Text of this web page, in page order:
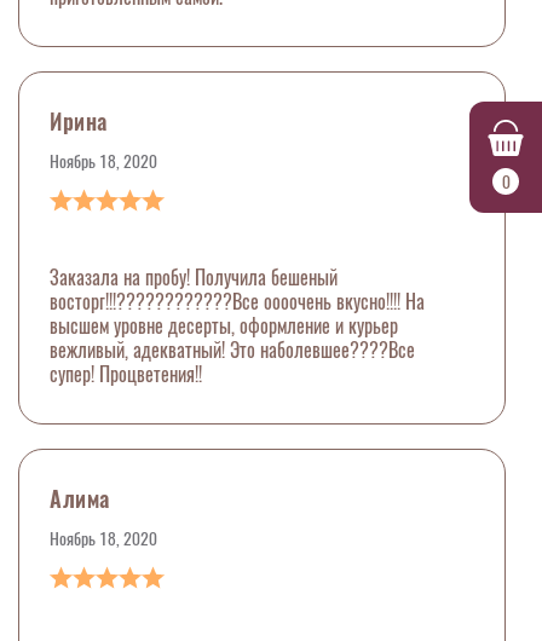
0
Ирина
Ноябрь 18, 2020
Заказала на пробу! Получила бешеный
восторг!!!????????????Все оооочень вкусно!!!! На
высшем уровне десерты, оформление и курьер
вежливый, адекватный! Это наболевшее????Все
супер! Процветения!!
Алима
Ноябрь 18, 2020